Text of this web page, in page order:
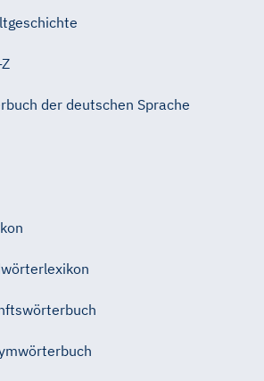
der deutschen Sprache